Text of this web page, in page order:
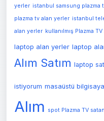
yerler istanbul samsung plazma
plazma tv alan yerler istanbul
alan yerler kullanılmış Plazma
laptop alan yerler laptop
Alım Satım laptop
istiyorum masaüstü
Alım
spot Plazma TV